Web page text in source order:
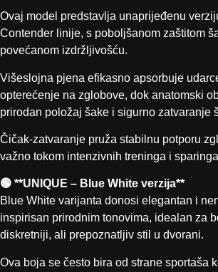
Ovaj model predstavlja unaprijeđenu
Contender linije, s poboljšanom zaštitom
povećanom izdržljivošću.
Višeslojna pjena efikasno apsorbuje
opterećenje na zglobove, dok anatomski
prirodan položaj šake i sigurno zatvaranje
Čičak-zatvaranje pruža stabilnu potporu
važno tokom intenzivnih treninga i
🟢 **UNIQUE – Blue White verzija**
Blue White varijanta donosi elegantan i
inspirisan prirodnim tonovima, idealan za
diskretniji, ali prepoznatljiv stil u dvorani.
Ova boja se često bira od strane sportaša